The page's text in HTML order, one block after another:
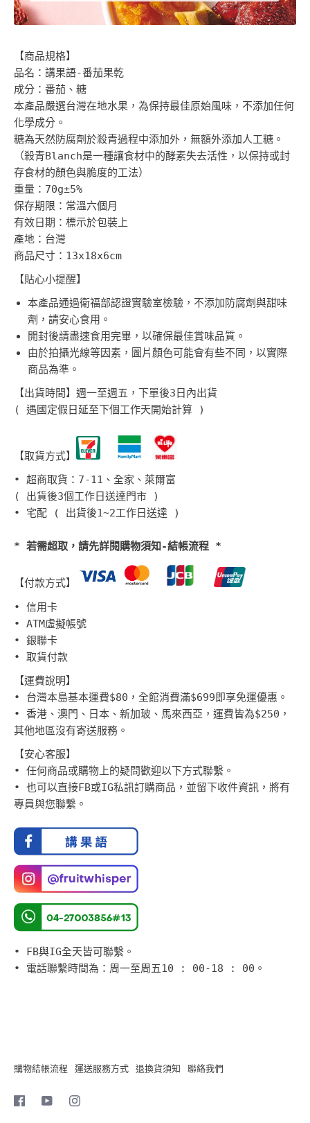
【商品規格】
品名：講果語-番茄果乾
成分：番茄、糖
本產品嚴選台灣在地水果，為保持最佳原始風味，不添加任何
化學成分。
糖為天然防腐劑於殺青過程中添加外，無額外添加人工糖。
（殺青Blanch是一種讓食材中的酵素失去活性，以保持或封
存食材的顏色與脆度的工法）
重量：70g±5%
保存期限：常溫六個月
有效日期：標示於包裝上
產地：台灣
商品尺寸：13x18x6cm
【貼心小提醒】
本產品通過衛福部認證實驗室檢驗，不添加防腐劑與甜味
劑，請安心食用。
開封後請盡速食用完畢，以確保最佳賞味品質。
由於拍攝光線等因素，圖片顏色可能會有些不同，以實際
商品為準。
【出貨時間】週一至週五，下單後3日內出貨
( 遇國定假日延至下個工作天開始計算 )
【取貨方式】
• 超商取貨：7-11、全家、萊爾富
( 出貨後3個工作日送達門市 )
• 宅配 ( 出貨後1~2工作日送達 )
* 若需超取，請先詳閱購物須知-結帳流程 *
【付款方式】
• 信用卡
• ATM虛擬帳號
• 銀聯卡
• 取貨付款
【運費說明】
• 台灣本島基本運費$80，全館消費滿$699即享免運優惠。
• 香港、澳門、日本、新加玻、馬來西亞，運費皆為$250，
其他地區沒有寄送服務。
【安心客服】
• 任何商品或購物上的疑問歡迎以下方式聯繫。
• 也可以直接FB或IG私訊訂購商品，並留下收件資訊，將有
專員與您聯繫。
• FB與IG全天皆可聯繫。
• 電話聯繫時間為：周一至周五10 : 00-18 : 00。
購物結帳流程 運送服務方式 退換貨須知 聯絡我們